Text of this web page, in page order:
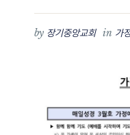
by 장기중앙교회 in 가